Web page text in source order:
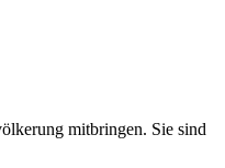
mitbringen. Sie sind